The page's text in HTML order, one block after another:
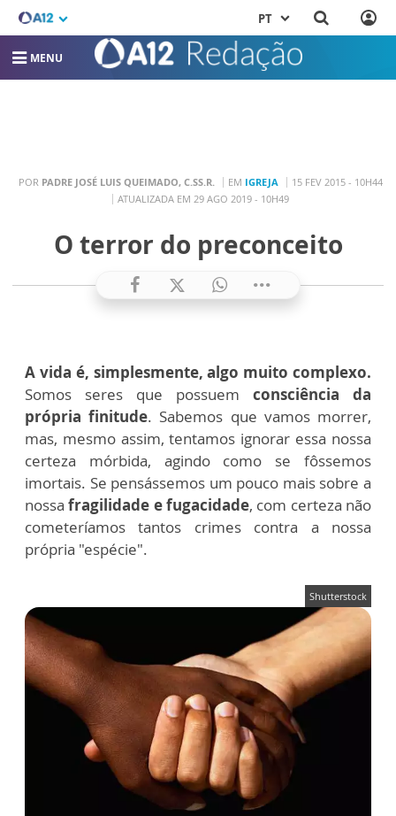
PT
MENU
POR PADRE JOSÉ LUIS QUEIMADO, C.SS.R. EM IGREJA
15 FEV 2015 - 10H44
ATUALIZADA EM 29 AGO 2019 - 10H49
O terror do preconceito
A vida é, simplesmente, algo muito complexo.
Somos seres que possuem consciência da
própria finitude. Sabemos que vamos morrer,
mas, mesmo assim, tentamos ignorar essa nossa
certeza mórbida, agindo como se fôssemos
imortais. Se pensássemos um pouco mais sobre a
nossafragilidade e fugacidade, com certeza não
cometeríamos tantos crimes contra a nossa
própria "espécie".
Shutterstock